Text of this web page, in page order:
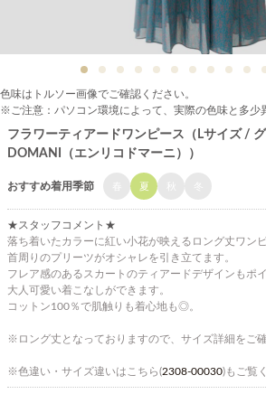
色味はトルソー画像でご確認ください。
※ご注意：パソコン環境によって、実際の色味と多少
フラワーティアードワンピース（Lサイズ /
DOMANI（エンリコドマーニ））
おすすめ着用季節 夏
★スタッフコメント★
落ち着いたカラーに紅い小花が映えるロング丈ワンピ
首周りのプリーツがオシャレを引き立てます。
フレア感のあるスカートのティアードデザインもポイ
大人可愛い着こなしができます。
コットン100％で肌触りも着心地も◎。
※ロング丈となっておりますので、サイズ詳細をご確
※色違い・サイズ違いはこちら(2308-00030)もご覧